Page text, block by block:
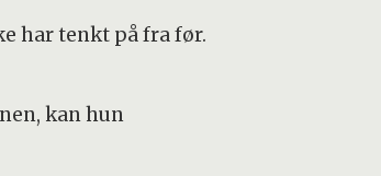
har tenkt på fra før.
kan hun